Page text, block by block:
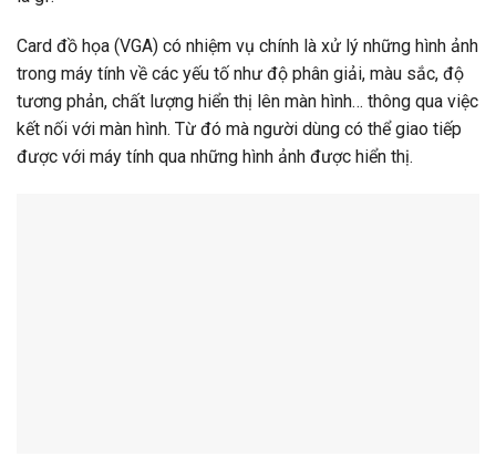
Card đồ họa (VGA) có nhiệm vụ chính là xử lý những hình ảnh
trong máy tính về các yếu tố như độ phân giải, màu sắc, độ
tương phản, chất lượng hiển thị lên màn hình… thông qua việc
kết nối với màn hình. Từ đó mà người dùng có thể giao tiếp
được với máy tính qua những hình ảnh được hiển thị.